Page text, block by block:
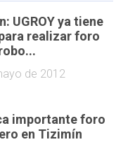
UGROY ya tiene
realizar foro
de 2012
importante foro
en Tizimín